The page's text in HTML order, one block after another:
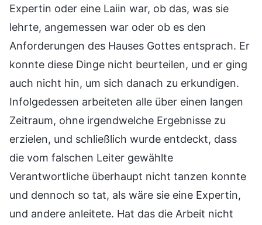
Expertin oder eine Laiin war, ob das, was sie
lehrte, angemessen war oder ob es den
Anforderungen des Hauses Gottes entsprach. Er
konnte diese Dinge nicht beurteilen, und er ging
auch nicht hin, um sich danach zu erkundigen.
Infolgedessen arbeiteten alle über einen langen
Zeitraum, ohne irgendwelche Ergebnisse zu
erzielen, und schließlich wurde entdeckt, dass
die vom falschen Leiter gewählte
Verantwortliche überhaupt nicht tanzen konnte
und dennoch so tat, als wäre sie eine Expertin,
und andere anleitete. Hat das die Arbeit nicht